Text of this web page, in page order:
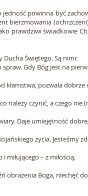
powinna być
bierzmowania
prawdziwi świadkowie
Świętego. Są nimi:
Gdy Bóg jest na
kłamstwa, pozwala dobrze
należy czynić, a czego nie
Daje umiejętność
życia. Jesteśmy
– z miłością,
obrażenia Boga, niechęć do